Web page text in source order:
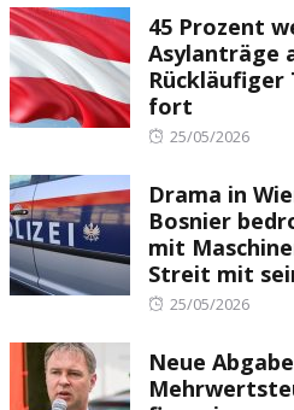
45 Prozent
Asylanträge
Rückläufiger
fort
Posted
25/05/2026
Drama in
Bosnier
mit
Streit mit
Posted
25/05/2026
Neue